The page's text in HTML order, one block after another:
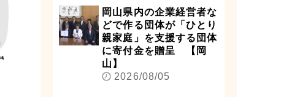
岡山県内の企業経営者な
どで作る団体が「ひとり
親家庭」を支援する団体
に寄付金を贈呈 【岡
山】
2026/08/05